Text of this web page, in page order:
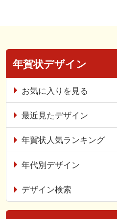
年賀状デザイン
お気に入りを見る
最近見たデザイン
年賀状人気ランキング
年代別デザイン
デザイン検索